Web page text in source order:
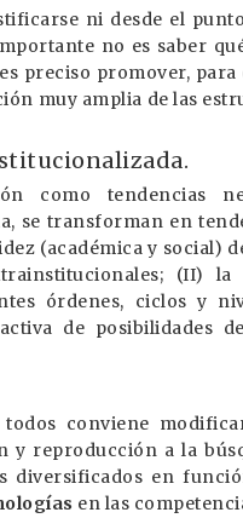
ni desde el
no es saber
preciso promover,
muy amplia de las
como tendencias
se transforman en
(académica y social)
(II)
órdenes, ciclos y
de posibilidades
conviene
reproducción a la
en
en las